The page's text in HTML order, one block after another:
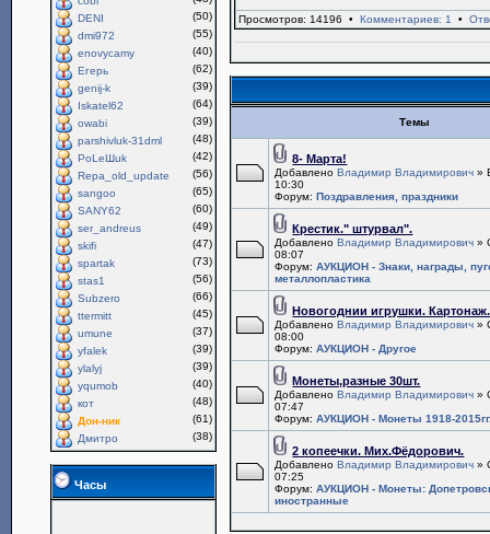
DENI
(50)
dmi972
(55)
enovycamy
(40)
Егерь
(62)
genij-k
(39)
Iskatel62
(64)
owabi
(39)
parshivluk-31dml
(48)
PoLeШuk
(42)
Repa_old_update
(56)
sangoo
(65)
SANY62
(60)
ser_andreus
(49)
skifi
(47)
spartak
(73)
stas1
(56)
Subzero
(66)
ttermitt
(45)
umune
(37)
yfalek
(39)
ylalyj
(39)
yqumob
(40)
кот
(48)
Дон-ник
(61)
Дмитро
(38)
Часы
Просмотров: 14196 •Комментариев: 1 •
Темы
8- Марта!
ДобавленоВладимир Владимирович »
10:30
Форум:Поздравления, праздники
Крестик." штурвал".
ДобавленоВладимир Владимирович »
08:07
Форум:АУКЦИОН - Знаки, награды,
металлопластика
Новогоднии игрушки. Картонаж.
ДобавленоВладимир Владимирович »
08:00
Форум:АУКЦИОН - Другое
Монеты,разные 30шт.
ДобавленоВладимир Владимирович »
07:47
Форум:АУКЦИОН - Монеты 1918-
2 копеечки. Мих.Фёдорович.
ДобавленоВладимир Владимирович »
07:25
Форум:АУКЦИОН - Монеты:
иностранные